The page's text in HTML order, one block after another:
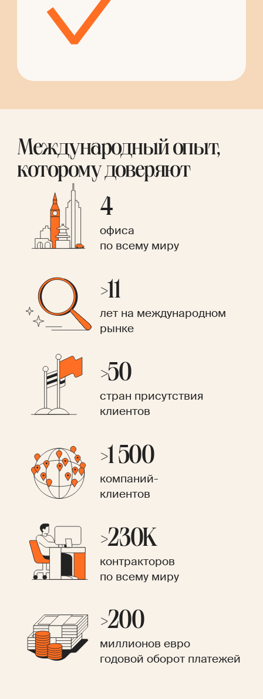
Международный опыт,
которому доверяют
4
офиса
по всему миру
>11
лет на международном
рынке
>50
стран присутствия
клиентов
>1 500
компаний-
клиентов
>230K
контракторов
по всему миру
>200
миллионов евро
годовой оборот платежей